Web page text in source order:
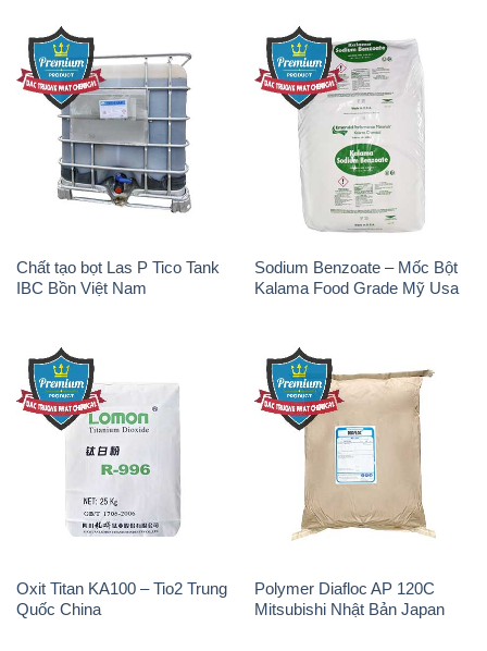
Chất tạo bọt Las P Tico Tank
IBC Bồn Việt Nam
Sodium Benzoate – Mốc Bột
Kalama Food Grade Mỹ Usa
Oxit Titan KA100 – Tio2 Trung
Polymer Diafloc AP 120C
Mitsubishi Nhật Bản Japan